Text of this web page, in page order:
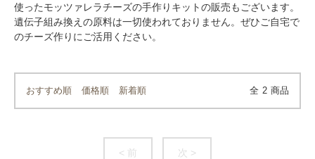
使ったモッツァレラチーズの手作りキットの販売もございます。
遺伝子組み換えの原料は一切使われておりません。ぜひご自宅で
のチーズ作りにご活用ください。
おすすめ順 価格順 新着順 全 2 商品
< 前 次 >